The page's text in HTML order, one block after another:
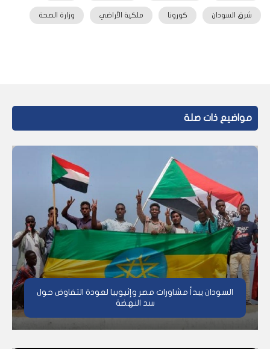
شرق السودان كورونا ملكية الأراضي وزارة الصحة
مواضيع ذات صلة
السودان يبدأ مشاورات مصر وإثيوبيا لعودة التفاوض حول
سد النهضة